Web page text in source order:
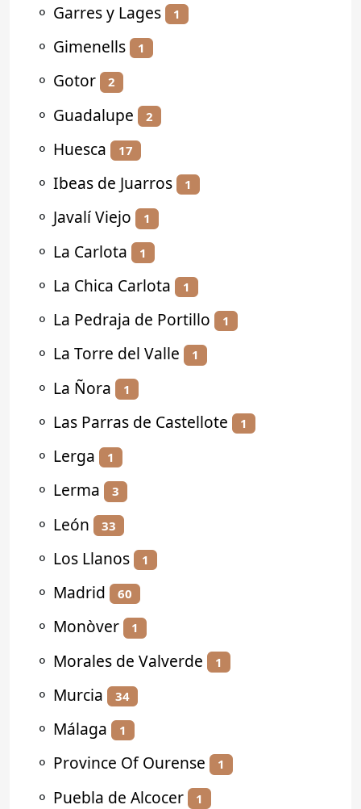
⚬ Garres y Lages 1
⚬ Gimenells 1
⚬ Gotor 2
⚬ Guadalupe 2
⚬ Huesca 17
⚬ Ibeas de Juarros 1
⚬ Javalí Viejo 1
⚬ La Carlota 1
⚬ La Chica Carlota 1
⚬ La Pedraja de Portillo 1
⚬ La Torre del Valle 1
⚬ La Ñora 1
⚬ Las Parras de Castellote 1
⚬ Lerga 1
⚬ Lerma 3
⚬ León 33
⚬ Los Llanos 1
⚬ Madrid 60
⚬ Monòver 1
⚬ Morales de Valverde 1
⚬ Murcia 34
⚬ Málaga 1
⚬ Province Of Ourense 1
⚬ Puebla de Alcocer 1